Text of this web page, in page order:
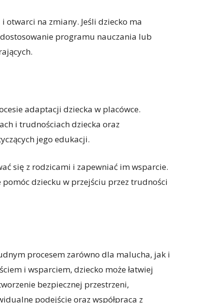
otwarci na zmiany. Jeśli dziecko ma
programu nauczania lub
adaptacji dziecka w placówce.
i trudnościach dziecka oraz
jego edukacji.
się z rodzicami i zapewniać im wsparcie.
dziecku w przejściu przez trudności
procesem zarówno dla malucha, jak i
i wsparciem, dziecko może łatwiej
bezpiecznej przestrzeni,
podejście oraz współpraca z